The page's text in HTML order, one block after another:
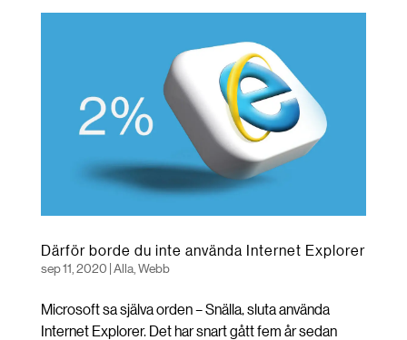
Därför borde du inte använda Internet Explorer
sep 11, 2020 Alla, Webb
Microsoft sa själva orden – Snälla, sluta använda
Internet Explorer. Det har snart gått fem år sedan